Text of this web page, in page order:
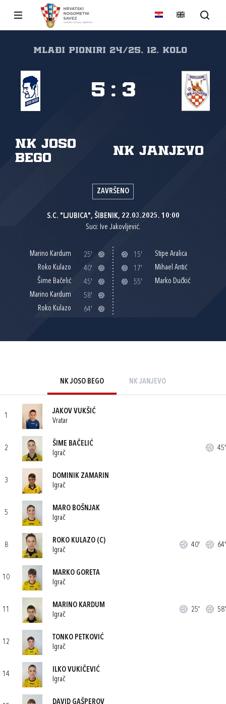
Mlađi pioniri 24/25, 12. kolo
NK Joso
Bego
NK Janjevo
5 : 3
ZAVRŠENO
S.C. "LJUBICA", ŠIBENIK, 22.03.2025. 10:00
Suci: Ive Jakovljević.
Marino Kardum
25'
Roko Kulazo
40'
Šime Bačelić
45'
Marino Kardum
58'
Roko Kulazo
64'
15'
Stipe Aralica
17'
Mihael Antić
55'
Marko Dučkić
NK JOSO BEGO NK JANJEVO
1
JAKOV VUKŠIĆ
Vratar
2
ŠIME BAČELIĆ
Igrač
45'
3
DOMINIK ZAMARIN
Igrač
5
MARO BOŠNJAK
Igrač
8
ROKO KULAZO (C)
Igrač
40' 64'
10
MARKO GORETA
Igrač
11
MARINO KARDUM
Igrač
25' 58'
12
TONKO PETKOVIĆ
Igrač
14
ILKO VUKIČEVIĆ
Igrač
DAVID GAŠPEROV